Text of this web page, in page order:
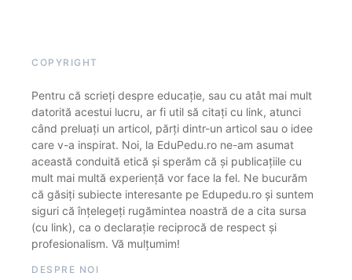
COPYRIGHT
Pentru că scrieți despre educație, sau cu atât mai mult
datorită acestui lucru, ar fi util să citați cu link, atunci
când preluați un articol, părți dintr-un articol sau o idee
care v-a inspirat. Noi, la EduPedu.ro ne-am asumat
această conduită etică și sperăm că și publicațiile cu
mult mai multă experiență vor face la fel. Ne bucurăm
că găsiți subiecte interesante pe Edupedu.ro și suntem
siguri că înțelegeți rugămintea noastră de a cita sursa
(cu link), ca o declarație reciprocă de respect și
profesionalism. Vă mulțumim!
DESPRE NOI